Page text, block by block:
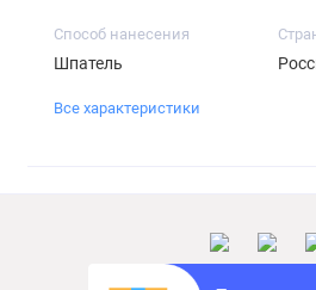
Способ нанесения
Шпатель
Все характеристики